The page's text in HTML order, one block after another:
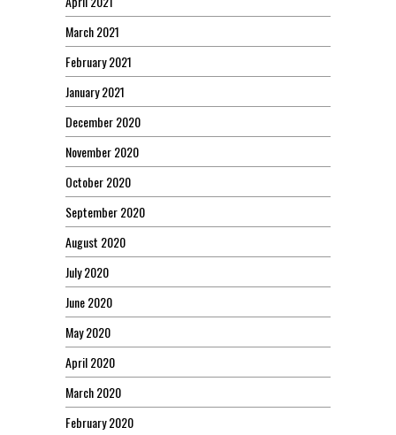
March 2021
February 2021
January 2021
December 2020
November 2020
October 2020
September 2020
August 2020
July 2020
June 2020
May 2020
April 2020
March 2020
February 2020